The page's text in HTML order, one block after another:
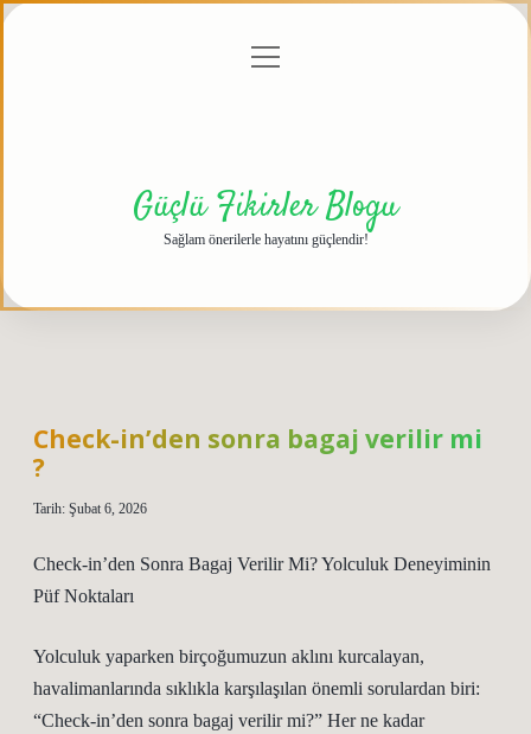
menüyü
Güçlü Fikirler Blogu
Sağlam önerilerle hayatını güçlendir!
Check-in’den sonra bagaj verilir mi
?
Tarih: Şubat 6, 2026
Check-in’den Sonra Bagaj Verilir Mi? Yolculuk Deneyiminin
Püf Noktaları
Yolculuk yaparken birçoğumuzun aklını kurcalayan,
havalimanlarında sıklıkla karşılaşılan önemli sorulardan biri:
“Check-in’den sonra bagaj verilir mi?” Her ne kadar